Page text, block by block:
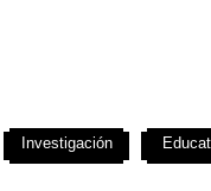
Investigación